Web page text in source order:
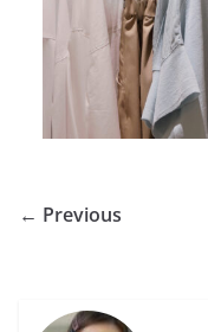
← Previous